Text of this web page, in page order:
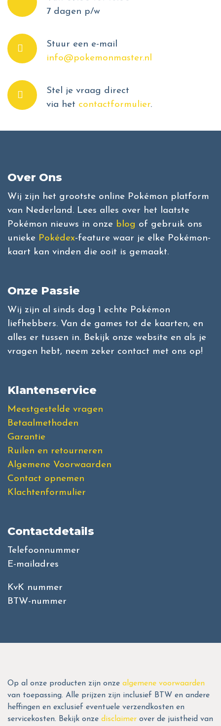
7 dagen p/w
Stuur een e-mail
info@pokemonmaster.nl
Stel je vraag direct
via het contactformulier.
Over Ons
Wij zijn het grootste online Pokémon platform
van Nederland. Lees alles over het laatste
Pokémon nieuws in onze blog of gebruik ons
unieke Pokédex-feature waar je elke Pokémon-
kaart kan vinden die ooit is gemaakt.
Onze Passie
Wij zijn al sinds dag 1 echte Pokémon
liefhebbers. Van de games tot de kaarten, en
alles er tussen in. Bekijk onze website en als je
vragen hebt, neem zeker contact met ons op!
Klantenservice
Meestgestelde vragen
Betaalmethoden
Garantie
Ruilen en retourneren
Algemene Voorwaarden
Contact opnemen
Klachtenformulier
Contactdetails
Telefoonnummer
E-mailadres
KvK nummer
BTW-nummer
Op al onze producten zijn onze algemene voorwaarden
van toepassing. Alle prijzen zijn inclusief BTW en andere
heffingen en exclusief eventuele verzendkosten en
servicekosten. Bekijk onze disclaimer over de juistheid van